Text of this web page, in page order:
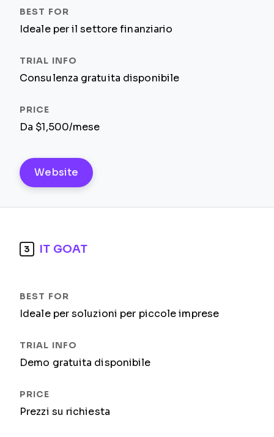
Ideale per il settore finanziario
Consulenza gratuita disponibile
Da $1,500/mese
Website
3 IT GOAT
Ideale per soluzioni per piccole imprese
Demo gratuita disponibile
Prezzi su richiesta